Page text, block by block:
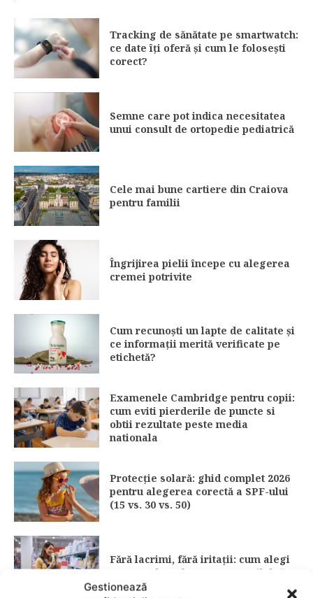
Gestionează
Tracking de sănătate pe smartwatch:
ce date îți oferă și cum le folosești
corect?
Semne care pot indica necesitatea
unui consult de ortopedie pediatrică
Cele mai bune cartiere din Craiova
pentru familii
Îngrijirea pielii începe cu alegerea
cremei potrivite
Cum recunoști un lapte de calitate și
ce informații merită verificate pe
etichetă?
Examenele Cambridge pentru copii:
cum eviti pierderile de puncte si
obtii rezultate peste media
nationala
Protecție solară: ghid complet 2026
pentru alegerea corectă a SPF-ului
(15 vs. 30 vs. 50)
Fără lacrimi, fără iritații: cum alegi
șamponul perfect pentru copilul tău